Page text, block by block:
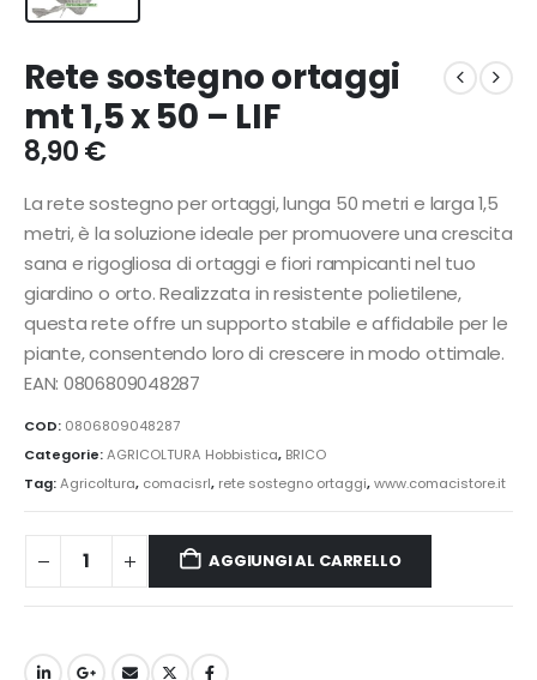
Rete sostegno ortaggi
mt 1,5 x 50 – LIF
8,90€
La rete sostegno per ortaggi, lunga 50 metri e larga 1,5
metri, è la soluzione ideale per promuovere una crescita
sana e rigogliosa di ortaggi e fiori rampicanti nel tuo
giardino o orto. Realizzata in resistente polietilene,
questa rete offre un supporto stabile e affidabile per le
piante, consentendo loro di crescere in modo ottimale.
EAN: 0806809048287
COD: 0806809048287
Categorie:AGRICOLTURA Hobbistica, BRICO
Tag:Agricoltura, comacisrl, rete sostegno ortaggi,www.comacistore.it
AGGIUNGI AL CARRELLO